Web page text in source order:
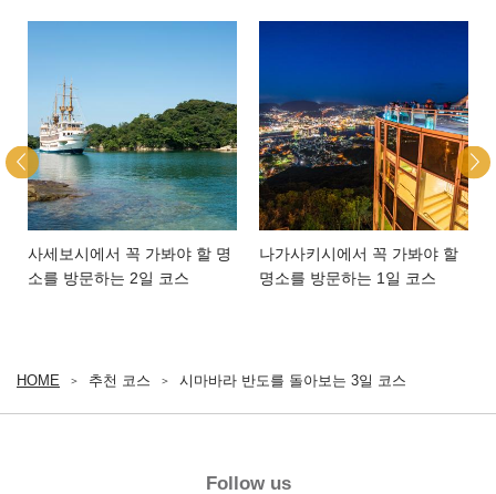
사세보시에서 꼭 가봐야 할 명
소를 방문하는 2일 코스
나가사키시에서 꼭 가봐야 할
명소를 방문하는 1일 코스
HOME 추천 코스 시마바라 반도를 돌아보는 3일 코스
Follow us